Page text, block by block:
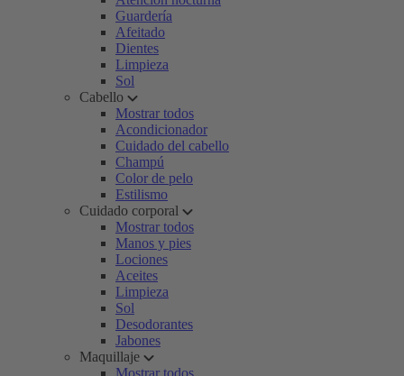
Guardería
Afeitado
Dientes
Limpieza
Sol
Cabello
Mostrar todos
Acondicionador
Cuidado del cabello
Champú
Color de pelo
Estilismo
Cuidado corporal
Mostrar todos
Manos y pies
Lociones
Aceites
Limpieza
Sol
Desodorantes
Jabones
Maquillaje
Mostrar todos